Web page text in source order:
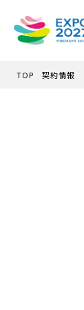
TOP 契約情報